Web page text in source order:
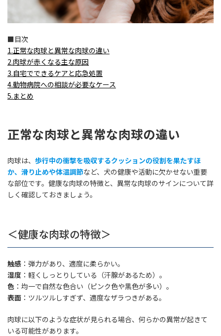
■目次
1.正常な肉球と異常な肉球の違い
2.肉球が赤くなる主な原因
3.自宅でできるケアと応急処置
4.動物病院への相談が必要なケース
5.まとめ
正常な肉球と異常な肉球の違い
肉球は、 歩行中の衝撃を吸収するクッションの役割を果たすほ
か、滑り止めや体温調節など、犬の健康や活動に欠かせない重要
な部位です。健康な肉球の特徴と、異常な肉球のサインについて詳
しく確認しておきましょう。
＜健康な肉球の特徴＞
触感 ：弾力があり、適度に柔らかい。
湿度 ：軽くしっとりしている（汗腺があるため）。
色 ：均一で自然な色合い（ピンク色や黒色が多い）。
表面 ：ツルツルしすぎず、適度なザラつきがある。
肉球に以下のような症状が見られる場合、何らかの異常が起きて
いる可能性があります。